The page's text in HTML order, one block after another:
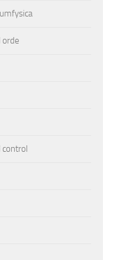
orde
control